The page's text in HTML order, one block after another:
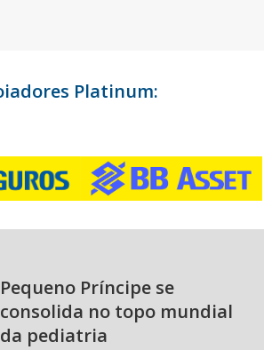
Platinum:
Pequeno Príncipe se
consolida no topo mundial
da pediatria